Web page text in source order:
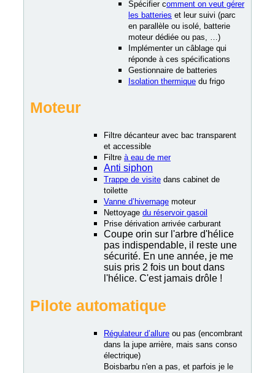
Spécifier comment on veut gérer
les batteries et leur suivi (parc
en parallèle ou isolé, batterie
moteur dédiée ou pas, …)
Implémenter un câblage qui
réponde à ces spécifications
Gestionnaire de batteries
Isolation thermique du frigo
Moteur
Filtre décanteur avec bac transparent
et accessible
Filtre à eau de mer
Anti siphon
Trappe de visite dans cabinet de
toilette
Vanne d’hivernage moteur
Nettoyage du réservoir gasoil
Prise dérivation arrivée carburant
Coupe orin sur l'arbre d'hélice
pas indispendable, il reste une
sécurité. En une année, je me
suis pris 2 fois un bout dans
l'hélice. C'est jamais drôle !
Pilote automatique
Régulateur d’allure ou pas (encombrant
dans la jupe arrière, mais sans conso
électrique)
Boisbarbu n'en a pas, et parfois je le